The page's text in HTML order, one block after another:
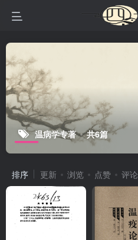
温病学专著 共6篇
排序 更新 浏览 点赞 评论